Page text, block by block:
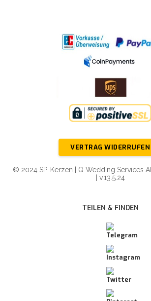
VERTRAG WIDERRUFEN
© 2024 SP-Kerzen | Q Wedding Services
| v.13.5.24
TEILEN & FINDEN